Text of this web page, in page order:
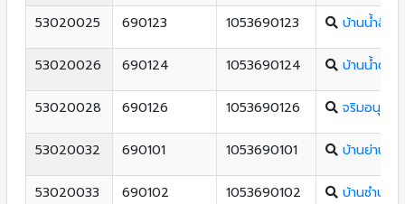
53020025 690123 1053690123 บ้านน้ำลี
53020026 690124 1053690124 บ้านน้ำต๊ะ
53020028 690126 1053690126 จริมอนุสร
53020032 690101 1053690101 บ้านย่านดู่
53020033 690102 1053690102 บ้านซําบ้อ